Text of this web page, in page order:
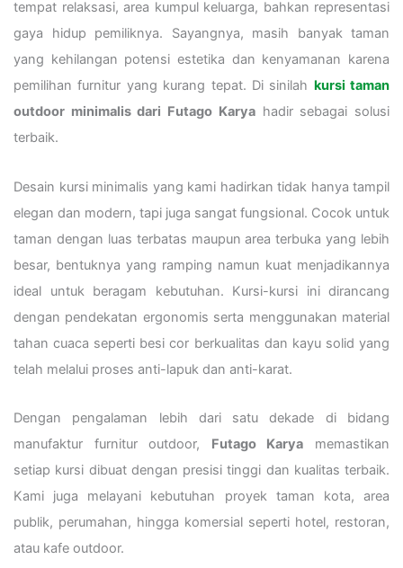
tempat relaksasi, area kumpul keluarga, bahkan representasi
gaya hidup pemiliknya. Sayangnya, masih banyak taman
yang kehilangan potensi estetika dan kenyamanan karena
pemilihan furnitur yang kurang tepat. Di sinilah kursi taman
outdoor minimalis dari Futago Karyahadir sebagai solusi
terbaik.
Desain kursi minimalis yang kami hadirkan tidak hanya tampil
elegan dan modern, tapi juga sangat fungsional. Cocok untuk
taman dengan luas terbatas maupun area terbuka yang lebih
besar, bentuknya yang ramping namun kuat menjadikannya
ideal untuk beragam kebutuhan. Kursi-kursi ini dirancang
dengan pendekatan ergonomis serta menggunakan material
tahan cuaca seperti besi cor berkualitas dan kayu solid yang
telah melalui proses anti-lapuk dan anti-karat.
Dengan pengalaman lebih dari satu dekade di bidang
manufaktur furnitur outdoor, Futago Karya memastikan
setiap kursi dibuat dengan presisi tinggi dan kualitas terbaik.
Kami juga melayani kebutuhan proyek taman kota, area
publik, perumahan, hingga komersial seperti hotel, restoran,
atau kafe outdoor.